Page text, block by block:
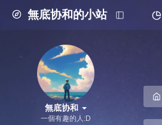
無底协和的小站
無底协和
一個有趣的人:D